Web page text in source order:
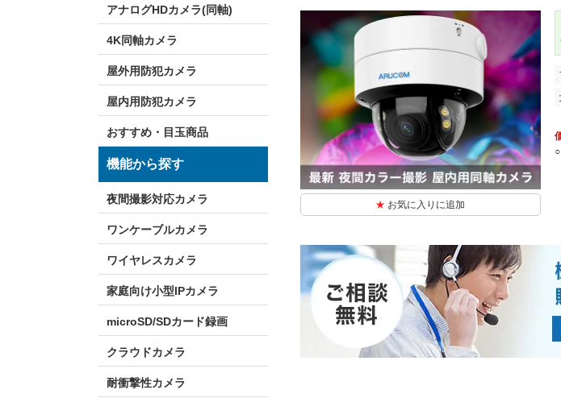
アナログHDカメラ(同軸)
4K同軸カメラ
屋外用防犯カメラ
屋内用防犯カメラ
おすすめ・目玉商品
機能から探す
夜間撮影対応カメラ
ワンケーブルカメラ
ワイヤレスカメラ
家庭向け小型IPカメラ
microSD/SDカード録画
クラウドカメラ
耐衝撃性カメラ
お気に入りに追加